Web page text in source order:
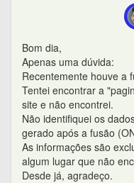
Bom dia,
Apenas uma dúvida:
Recentemente houve a
Tentei encontrar a
site e não encontrei.
Não identifiquei os
gerado após a fusão
As informações são
algum lugar que não
Desde já, agradeço.